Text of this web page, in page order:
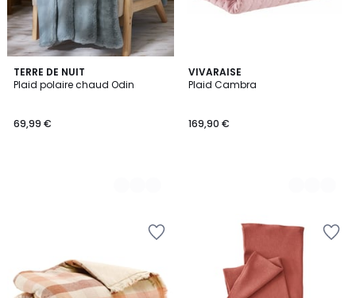
TERRE DE NUIT
Plaid polaire chaud Odin
69,99 €
4
Couleurs
VIVARAISE
Plaid Cambra
169,90 €
3
Couleurs